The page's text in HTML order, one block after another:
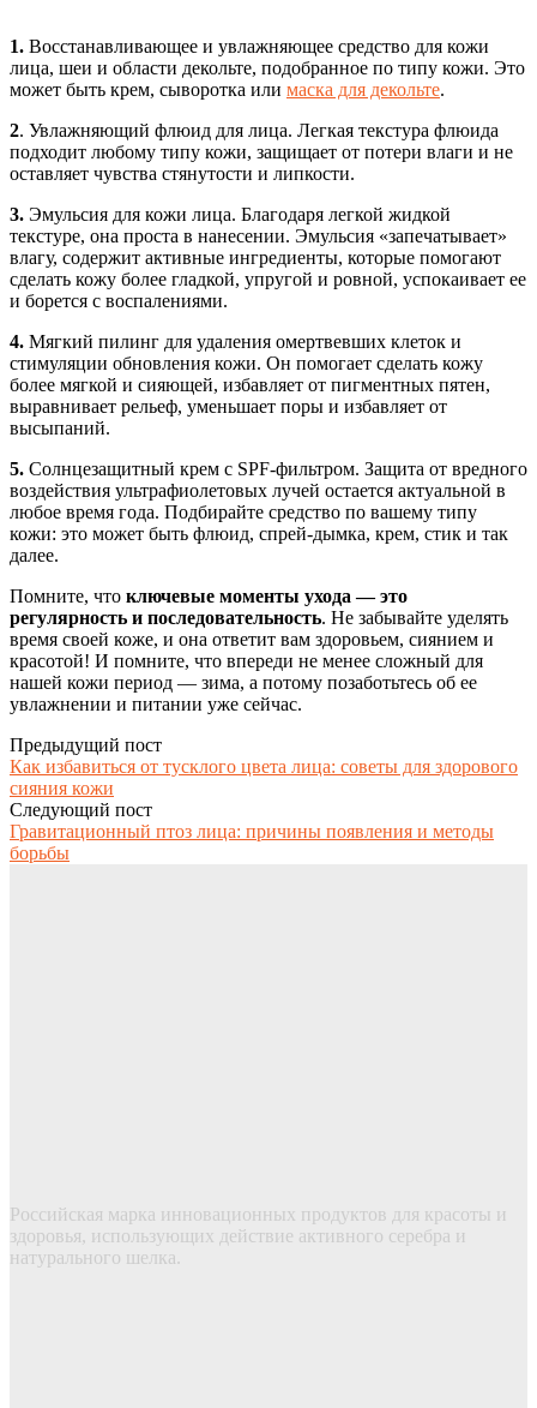
1. Восстанавливающее и увлажняющее средство для кожи
лица, шеи и области декольте, подобранное по типу кожи. Это
может быть крем, сыворотка или маска для декольте.
2. Увлажняющий флюид для лица. Легкая текстура флюида
подходит любому типу кожи, защищает от потери влаги и не
оставляет чувства стянутости и липкости.
3. Эмульсия для кожи лица. Благодаря легкой жидкой
текстуре, она проста в нанесении. Эмульсия «запечатывает»
влагу, содержит активные ингредиенты, которые помогают
сделать кожу более гладкой, упругой и ровной, успокаивает ее
и борется с воспалениями.
4. Мягкий пилинг для удаления омертвевших клеток и
стимуляции обновления кожи. Он помогает сделать кожу
более мягкой и сияющей, избавляет от пигментных пятен,
выравнивает рельеф, уменьшает поры и избавляет от
высыпаний.
5. Солнцезащитный крем с SPF-фильтром. Защита от вредного
воздействия ультрафиолетовых лучей остается актуальной в
любое время года. Подбирайте средство по вашему типу
кожи: это может быть флюид, спрей-дымка, крем, стик и так
далее.
Помните, что ключевые моменты ухода — это
регулярность и последовательность. Не забывайте уделять
время своей коже, и она ответит вам здоровьем, сиянием и
красотой! И помните, что впереди не менее сложный для
нашей кожи период — зима, а потому позаботьтесь об ее
увлажнении и питании уже сейчас.
Предыдущий пост
Как избавиться от тусклого цвета лица: советы для здорового
сияния кожи
Следующий пост
Гравитационный птоз лица: причины появления и методы
борьбы
Российская марка инновационных продуктов для красоты и
здоровья, использующих действие активного серебра и
натурального шелка.